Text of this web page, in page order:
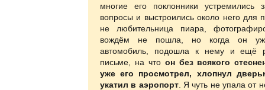
многие его поклонники устремились
вопросы и выстроились около него для
не любительница пиара,
вождём не пошла, но когда он
автомобиль, подошла к нему и ещё
письме, на что он без всякого
уже его просмотрел, хлопнул
укатил в аэропорт. Я чуть не упала от